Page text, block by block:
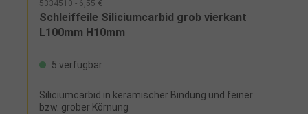
5334510 - 6,55 €
Schleiffeile Siliciumcarbid grob vierkant
L100mm H10mm
5 verfügbar
Siliciumcarbid in keramischer Bindung und feiner
bzw. grober Körnung